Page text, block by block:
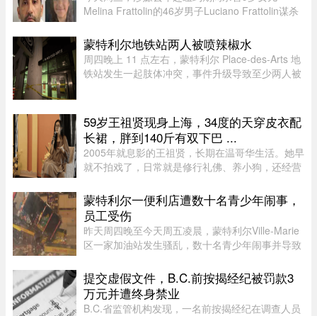
Melina Frattolin的46岁男子Luciano Frattolin谋杀
Luciano Frattolin被控二级谋杀及藏匿尸体，两项
罪名均不认罪，自2025年7月被捕以 ...
蒙特利尔地铁站两人被喷辣椒水
周四晚上 11 点左右，蒙特利尔 Place-des-Arts 地
铁站发生一起肢体冲突，事件升级导致至少两人被
多名乘客。蒙特利尔警方 ...
59岁王祖贤现身上海，34度的天穿皮衣配
长裙，胖到140斤有双下巴 ...
2005年就息影的王祖贤，长期在温哥华生活。她早
就不拍戏了，日常就是修行礼佛、养小狗，还经营
活动。8月5日，网友在上海机场偶遇王祖贤。34度
的天气穿着皮衣外套配长裙 ...
蒙特利尔一便利店遭数十名青少年闹事，
员工受伤
昨天周四晚至今天周五凌晨，蒙特利尔Ville-Marie
区一家加油站发生骚乱，数十名青少年闹事并导致
国际烟花节”（International des feux Loto-
Québec）本季最后一场活动 ...
提交虚假文件，B.C.前按揭经纪被罚款3
万元并遭终身禁业
B.C.省监管机构发现，一名前按揭经纪在调查人员